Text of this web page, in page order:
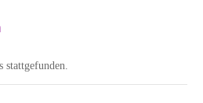
stattgefunden.